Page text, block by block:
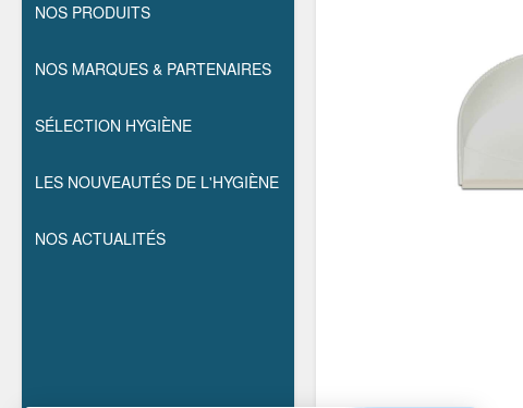
NOS PRODUITS
NOS MARQUES & PARTENAIRES
SÉLECTION HYGIÈNE
LES NOUVEAUTÉS DE L'HYGIÈNE
NOS ACTUALITÉS